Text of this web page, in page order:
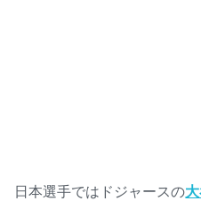
日本選手ではドジャースの